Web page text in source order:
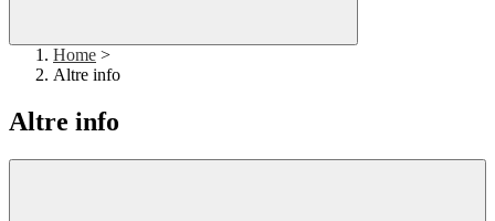
Home >
Altre info
Altre info